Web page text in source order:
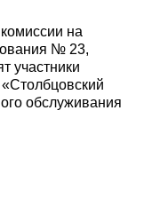
на
№ 23,
участники
обслуживания